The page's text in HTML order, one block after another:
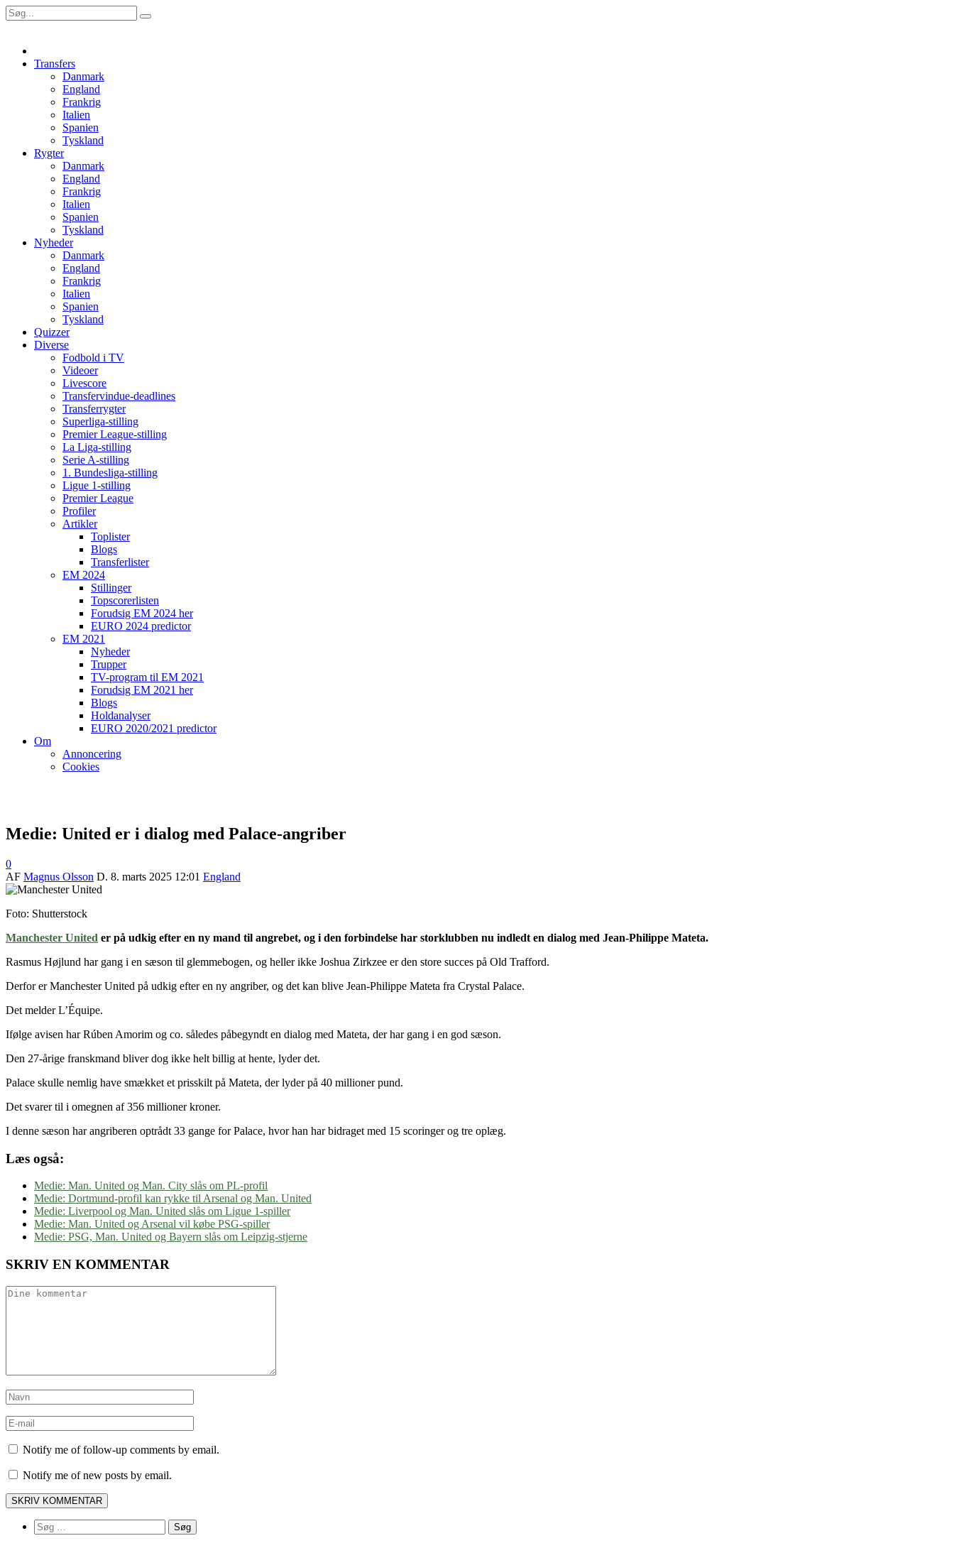
Transfers
Danmark
England
Frankrig
Italien
Spanien
Tyskland
Rygter
Danmark
England
Frankrig
Italien
Spanien
Tyskland
Nyheder
Danmark
England
Frankrig
Italien
Spanien
Tyskland
Quizzer
Diverse
Fodbold i TV
Videoer
Livescore
Transfervindue-deadlines
Transferrygter
Superliga-stilling
Premier League-stilling
La Liga-stilling
Serie A-stilling
1. Bundesliga-stilling
Ligue 1-stilling
Premier League
Profiler
Artikler
Toplister
Blogs
Transferlister
EM 2024
Stillinger
Topscorerlisten
Forudsig EM 2024 her
EURO 2024 predictor
EM 2021
Nyheder
Trupper
TV-program til EM 2021
Forudsig EM 2021 her
Blogs
Holdanalyser
EURO 2020/2021 predictor
Om
Annoncering
Cookies
Medie: United er i dialog med Palace-angriber
0
AF Magnus Olsson D. 8. marts 2025 12:01 England
Foto: Shutterstock
Manchester United er på udkig efter en ny mand til angrebet, og i den forbindelse har storklubben nu indledt en dialog med Jean-Philippe Mateta.
Rasmus Højlund har gang i en sæson til glemmebogen, og heller ikke Joshua Zirkzee er den store succes på Old Trafford.
Derfor er Manchester United på udkig efter en ny angriber, og det kan blive Jean-Philippe Mateta fra Crystal Palace.
Det melder L’Équipe.
Ifølge avisen har Rúben Amorim og co. således påbegyndt en dialog med Mateta, der har gang i en god sæson.
Den 27-årige franskmand bliver dog ikke helt billig at hente, lyder det.
Palace skulle nemlig have smækket et prisskilt på Mateta, der lyder på 40 millioner pund.
Det svarer til i omegnen af 356 millioner kroner.
I denne sæson har angriberen optrådt 33 gange for Palace, hvor han har bidraget med 15 scoringer og tre oplæg.
Læs også:
Medie: Man. United og Man. City slås om PL-profil
Medie: Dortmund-profil kan rykke til Arsenal og Man. United
Medie: Liverpool og Man. United slås om Ligue 1-spiller
Medie: Man. United og Arsenal vil købe PSG-spiller
Medie: PSG, Man. United og Bayern slås om Leipzig-stjerne
SKRIV EN KOMMENTAR
Notify me of follow-up comments by email.
Notify me of new posts by email.
Søg
efter: